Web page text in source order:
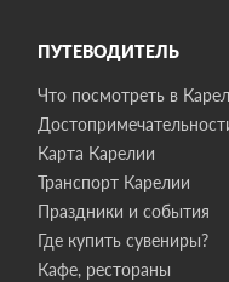
ПУТЕВОДИТЕЛЬ
Что посмотреть в
Карта Карелии
Транспорт Карелии
Праздники и события
Где купить сувениры?
Кафе, рестораны